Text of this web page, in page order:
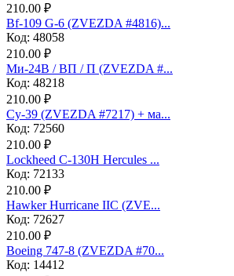
210.00 ₽
Bf-109 G-6 (ZVEZDA #4816)...
Код: 48058
210.00 ₽
Ми-24В / ВП / П (ZVEZDA #...
Код: 48218
210.00 ₽
Су-39 (ZVEZDA #7217) + ма...
Код: 72560
210.00 ₽
Lockheed C-130H Hercules ...
Код: 72133
210.00 ₽
Hawker Hurricane IIC (ZVE...
Код: 72627
210.00 ₽
Boeing 747-8 (ZVEZDA #70...
Код: 14412